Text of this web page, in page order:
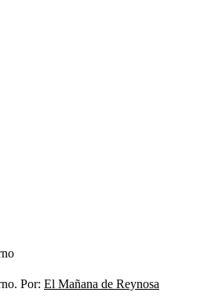
Por: El Mañana de Reynosa